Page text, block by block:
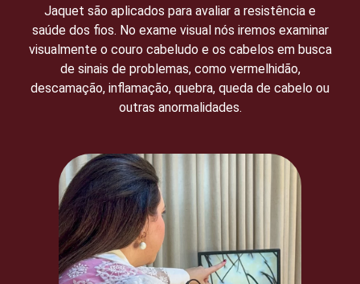
Jaquet são aplicados para avaliar a resistência e
saúde dos fios. No exame visual nós iremos examinar
visualmente o couro cabeludo e os cabelos em busca
de sinais de problemas, como vermelhidão,
descamação, inflamação, quebra, queda de cabelo ou
outras anormalidades.